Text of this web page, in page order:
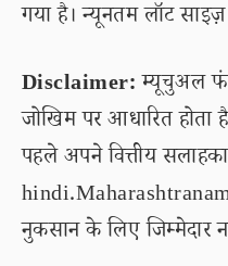
गया है। न्यूनतम लॉट
Disclaimer:म्यूचुअल
जोखिम पर आधारित
पहले अपने वित्तीय
नुकसान के लिए जिम्मेदार